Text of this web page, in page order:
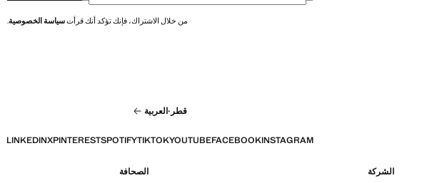
من خلال الاشتراك، فإنك تؤكد أنك قرأتسياسة الخصوصية.
قطر·العربية
INSTAGRAM
FACEBOOK
YOUTUBE
TIKTOK
SPOTIFY
PINTEREST
X
LINKEDIN
الشركة الصحافة